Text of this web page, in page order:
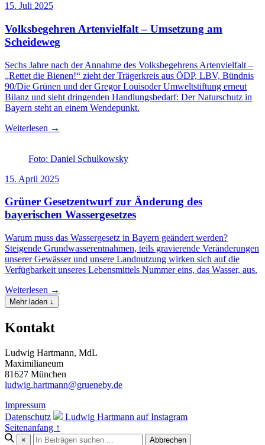
15. Juli 2025
Volksbegehren Artenvielfalt – Umsetzung am
Scheideweg
Sechs Jahre nach der Annahme des Volksbegehrens Artenvielfalt –
„Rettet die Bienen!“ zieht der Trägerkreis aus ÖDP, LBV, Bündnis
90/Die Grünen und der Gregor Louisoder Umweltstiftung erneut
Bilanz und sieht dringenden Handlungsbedarf: Der Naturschutz in
Bayern steht an einem Wendepunkt.
Weiterlesen →
Foto: Daniel Schulkowsky
15. April 2025
Grüner Gesetzentwurf zur Änderung des
bayerischen Wassergesetzes
Warum muss das Wassergesetz in Bayern geändert werden?
Steigende Grundwasserentnahmen, teils gravierende Veränderungen
unserer Gewässer und unsere Landnutzung wirken sich auf die
Verfügbarkeit unseres Lebensmittels Nummer eins, das Wasser, aus.
Weiterlesen →
Mehr laden ↓
Kontakt
Ludwig Hartmann, MdL
Maximilianeum
81627 München
ludwig.hartmann@grueneby.de
Impressum
Datenschutz
Ludwig Hartmann auf Instagram
Seitenanfang ↑
× Abbrechen